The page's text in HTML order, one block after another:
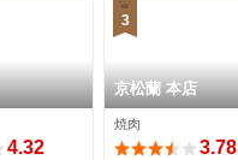
4.32
3
京松蘭 本店
焼肉
3.78